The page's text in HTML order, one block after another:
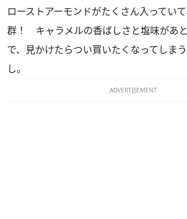
ローストアーモンドがたくさん入ってい
群！ キャラメルの香ばしさと塩味があ
で、見かけたらつい買いたくなってしま
し。
ADVERTISEMENT